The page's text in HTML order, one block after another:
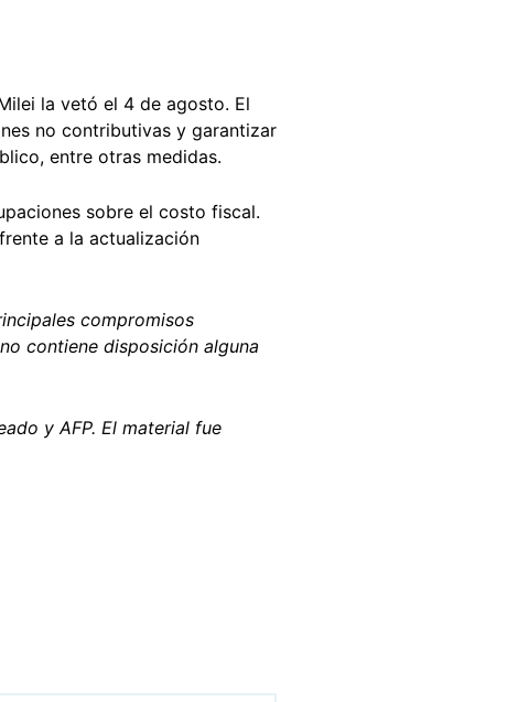
la vetó el 4 de agosto. El
no contributivas y garantizar
entre otras medidas.
sobre el costo fiscal.
a la actualización
compromisos
contiene disposición alguna
y AFP. El material fue